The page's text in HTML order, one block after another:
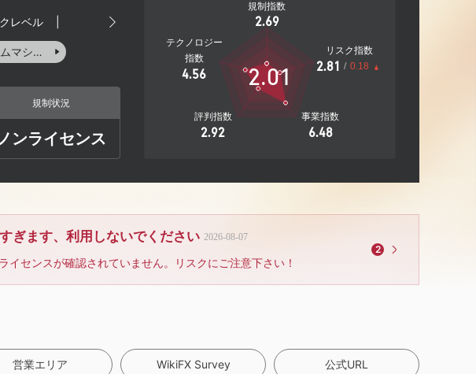
レベル
タイムマシーン
規制状況
ノンライセンス
規制指数
2.69
テクノロジー
指数
4.56
評判指数
2.92
事業指数
6.48
リスク指数
2.81 / 0.18
2.01
ぎます、利用しないでください 2026-08-07
イセンスが確認されていません。リスクにご注意下さい！
2
営業エリア WikiFX Survey 公式URL